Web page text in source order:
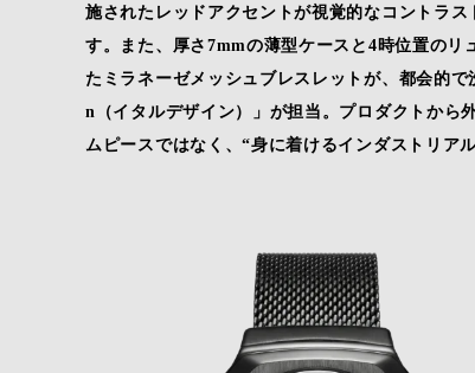
施されたレッドアクセントが視覚的なコントラ
す。また、厚さ7mmの薄型ケースと4時位置の
たミラネーゼメッシュブレスレットが、都会的
n（イタルデザイン）」が担当。プロダクトから
ムピースではなく、“身に着けるインダストリア